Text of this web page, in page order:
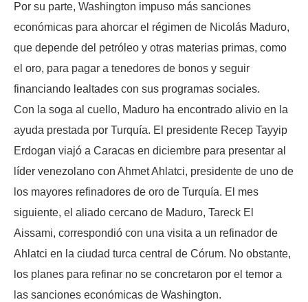
Por su parte, Washington impuso más sanciones
económicas para ahorcar el régimen de Nicolás Maduro,
que depende del petróleo y otras materias primas, como
el oro, para pagar a tenedores de bonos y seguir
financiando lealtades con sus programas sociales.
Con la soga al cuello, Maduro ha encontrado alivio en la
ayuda prestada por Turquía. El presidente Recep Tayyip
Erdogan viajó a Caracas en diciembre para presentar al
líder venezolano con Ahmet Ahlatci, presidente de uno de
los mayores refinadores de oro de Turquía. El mes
siguiente, el aliado cercano de Maduro, Tareck El
Aissami, correspondió con una visita a un refinador de
Ahlatci en la ciudad turca central de Córum. No obstante,
los planes para refinar no se concretaron por el temor a
las sanciones económicas de Washington.